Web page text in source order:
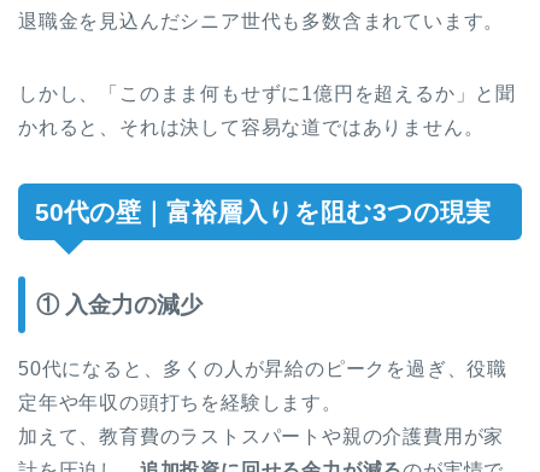
退職金を見込んだシニア世代も多数含まれています。
しかし、「このまま何もせずに1億円を超えるか」と聞
かれると、それは決して容易な道ではありません。
50代の壁｜富裕層入りを阻む3つの現実
① 入金力の減少
50代になると、多くの人が昇給のピークを過ぎ、役職
定年や年収の頭打ちを経験します。
加えて、教育費のラストスパートや親の介護費用が家